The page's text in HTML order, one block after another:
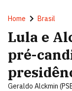
Home Brasil
Lula e
pré-
Geraldo Alckmin